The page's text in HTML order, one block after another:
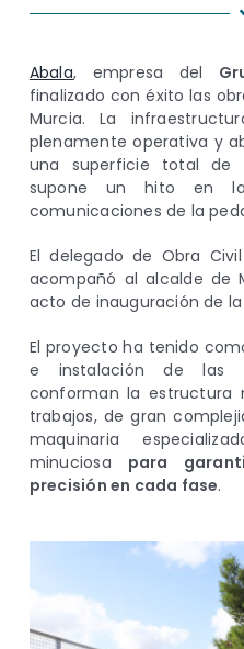
Abala, empresa del
finalizado con éxito las
Murcia. La
plenamente operativa y
una superficie total de
supone un hito en
comunicaciones de la
El delegado de Obra
acompañó al alcalde de
acto de inauguración de
El proyecto ha tenido
e instalación de las
conforman la estructura
trabajos, de gran
maquinaria
minuciosa para
precisión en cada fase.